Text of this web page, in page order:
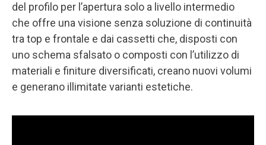
del profilo per l’apertura solo a livello intermedio
che offre una visione senza soluzione di continuità
tra top e frontale e dai cassetti che, disposti con
uno schema sfalsato o composti con l’utilizzo di
materiali e finiture diversificati, creano nuovi volumi
e generano illimitate varianti estetiche.